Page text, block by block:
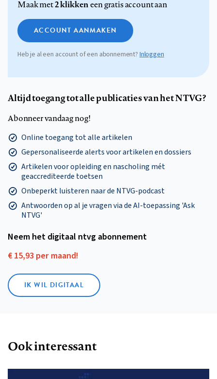
Maak met2 klikkeneen gratis account aan
ACCOUNT AANMAKEN
Heb je al een account of een abonnement? Inloggen
Altijd toegang tot alle publicaties van het NTVG?
Abonneer vandaag nog!
Online toegang tot alle artikelen
Gepersonaliseerde alerts voor artikelen en dossiers
Artikelen voor opleiding en nascholing mét
geaccrediteerde toetsen
Onbeperkt luisteren naar de NTVG-podcast
Antwoorden op al je vragen via de AI-toepassing 'Ask
NTVG'
Neem het digitaal ntvg abonnement
€ 15,93 per maand!
IK WIL DIGITAAL
Ook interessant